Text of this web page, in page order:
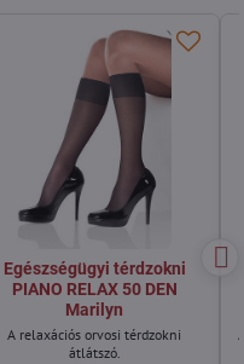
Egészségügyi térdzokni
PIANO RELAX 50 DEN
Marilyn
A relaxációs orvosi térdzokni
átlátszó.